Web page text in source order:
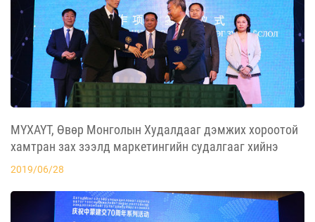
МҮХАҮТ, Өвөр Монголын Худалдааг дэмжих хороотой
хамтран зах зээлд маркетингийн судалгааг хийнэ
2019/06/28